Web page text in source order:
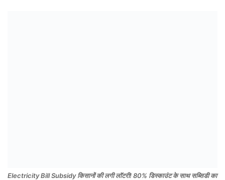
Electricity Bill Subsidy किसानों की लगी लॉटरी! 80% डिस्काउंट के साथ सब्सिडी का